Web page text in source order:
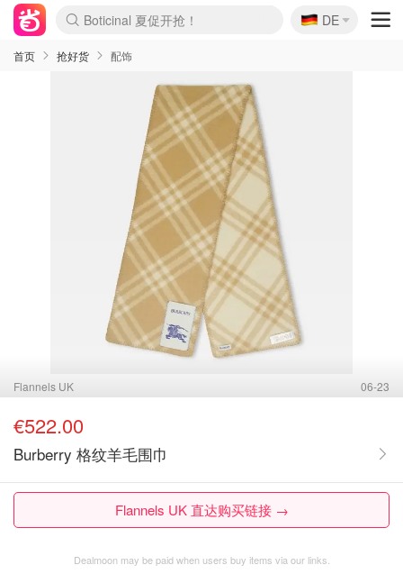
Boticinal 夏促开抢！
4折！lulu周四疯狂上新
还没结束！&OtherStories大促
Joybuy变相75折 随时失效
速领！Stanley独家85折
疑似霸哥！Camper额外叠85折
Zalando 奥莱闪促！每日更新
Moncler反季囤！5折起+叠9折
Coach Brooklyn仅€192
🇩🇪
DE
首页 抢好货 配饰
Flannels UK 06-23
€522.00
Burberry 格纹羊毛围巾
Flannels UK 直达购买链接 →
Dealmoon may be paid when users buy items via our links.